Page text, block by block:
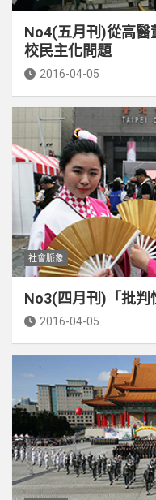
No4(五月刊)從高醫
校民主化問題
2016-04-05
社會脈象
No3(四月刊)「批判
2016-04-05